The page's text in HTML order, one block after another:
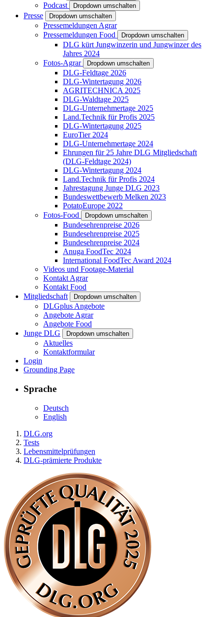
Podcast Dropdown umschalten
Presse Dropdown umschalten
Pressemeldungen Agrar
Pressemeldungen Food
Dropdown umschalten
DLG kürt Jungwinzerin und Jungwinzer des
Jahres 2024
Fotos-Agrar
Dropdown umschalten
DLG-Feldtage 2026
DLG-Wintertagung 2026
AGRITECHNICA 2025
DLG-Waldtage 2025
DLG-Unternehmertage 2025
Land.Technik für Profis 2025
DLG-Wintertagung 2025
EuroTier 2024
DLG-Unternehmertage 2024
Ehrungen für 25 Jahre DLG Mitgliedschaft
(DLG-Feldtage 2024)
DLG-Wintertagung 2024
Land.Technik für Profis 2024
Jahrestagung Junge DLG 2023
Bundeswettbewerb Melken 2023
PotatoEurope 2022
Fotos-Food
Dropdown umschalten
Bundesehrenpreise 2026
Bundesehrenpreise 2025
Bundesehrenpreise 2024
Anuga FoodTec 2024
International FoodTec Award 2024
Videos und Footage-Material
Kontakt Agrar
Kontakt Food
Mitgliedschaft
Dropdown umschalten
DLGplus Angebote
Angebote Agrar
Angebote Food
Junge DLG
Dropdown umschalten
Aktuelles
Kontaktformular
Login
Grounding Page
Sprache
Deutsch
English
DLG.org
Tests
Lebensmittelprüfungen
DLG-prämierte Produkte